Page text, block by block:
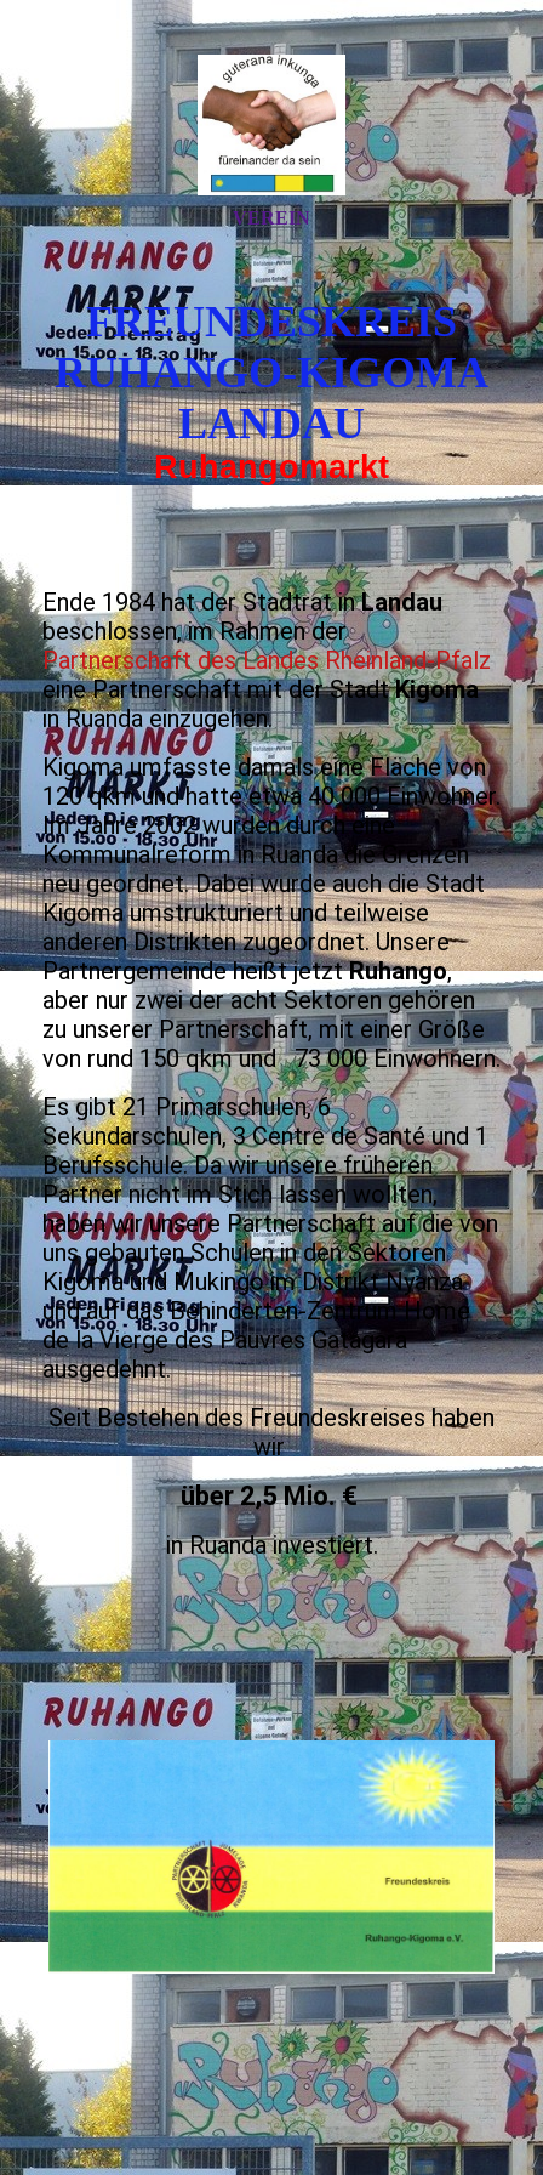
VEREIN
FREUNDESKREIS
RUHANGO-KIGOMA
LANDAU
Ruhangomarkt
Ende 1984 hat der Stadtrat inLandau
beschlossen, im Rahmen der
Partnerschaft des Landes Rheinland-Pfalz
eine Partnerschaft mit der StadtKigoma
in Ruanda einzugehen.
Kigoma umfasste damals eine Fläche von
120 qkm und hatte etwa 40 000 Einwohner.
Im Jahre 2002 wurden durch eine
Kommunalreform in Ruanda die Grenzen
neu geordnet. Dabei wurde auch die Stadt
Kigoma umstrukturiert und teilweise
anderen Distrikten zugeordnet. Unsere
Partnergemeinde heißt jetztRuhango,
aber nur zwei der acht Sektoren gehören
zu unserer Partnerschaft, mit einer Größe
von rund 150 qkm und 73 000 Einwohnern.
Es gibt 21 Primarschulen, 6
Sekundarschulen, 3 Centre de Santé und 1
Berufsschule. Da wir unsere früheren
Partner nicht im Stich lassen wollten,
haben wir unsere Partnerschaft auf die von
uns gebauten Schulen in den Sektoren
Kigoma und Mukingo im Distrikt Nyanza
und auf das Behinderten-Zentrum Home
de la Vierge des Pauvres Gatagara
ausgedehnt.
Seit Bestehen des Freundeskreises haben
wir
über 2,5 Mio. €
in Ruanda investiert.